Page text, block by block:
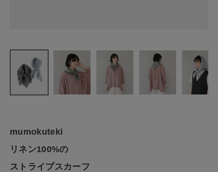
CATEGORY
ナチュラル服
生活雑貨
mumokuteki
リネン100%の
ストライプスカーフ